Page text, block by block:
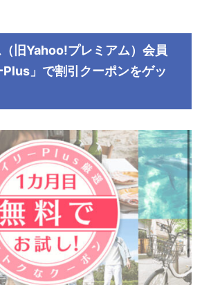
旧Yahoo!プレミアム）会員
」で割引クーポンをゲッ